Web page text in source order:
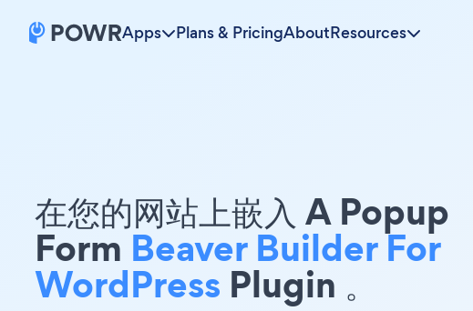
Apps Plans & PricingAboutResources
在您的网站上嵌入 A Popup
Form Beaver Builder For
WordPress Plugin 。